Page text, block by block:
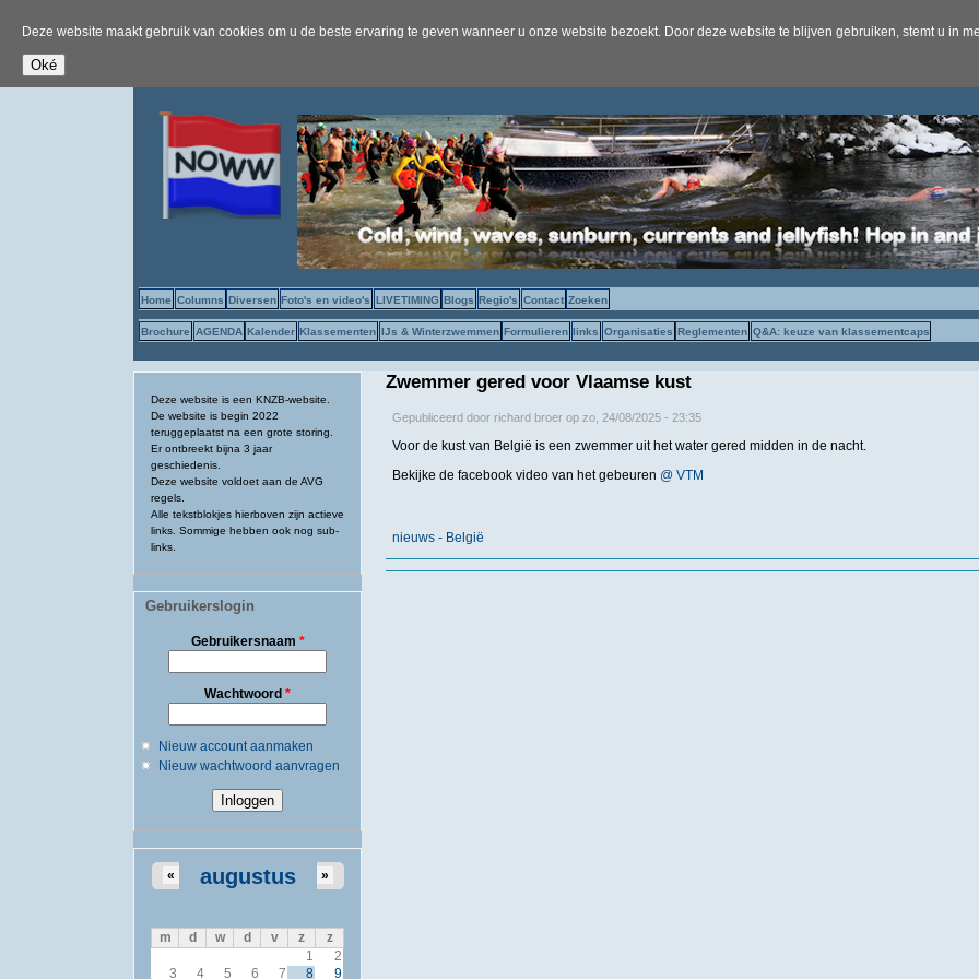
Deze website maakt gebruik van cookies om u de beste ervaring te geven wanneer u onze website bezoekt. Door deze website te blijven gebruiken, stemt u in
Home Columns Diversen Foto's en video's LIVETIMING Blogs Regio's Contact Zoeken
Brochure AGENDA Kalender Klassementen IJs & Winterzwemmen Formulieren links Organisaties Reglementen Q&A: keuze van klassementcaps
Deze website is een KNZB-website.
De website is begin 2022
teruggeplaatst na een grote storing.
Er ontbreekt bijna 3 jaar
geschiedenis.
Deze website voldoet aan de AVG
regels.
Alle tekstblokjes hierboven zijn actieve
links. Sommige hebben ook nog sub-
links.
Gebruikerslogin
Gebruikersnaam *
Wachtwoord *
Nieuw account aanmaken
Nieuw wachtwoord aanvragen
augustus
« »
m d w d v z
z
1
2
3
4 5 6 7 8
9
Zwemmer gered voor Vlaamse kust
Gepubliceerd door richard broerop zo, 24/08/2025 - 23:35
Voor de kust van België is een zwemmer uit het water gered midden in de nacht.
Bekijke de facebook video van het gebeuren @ VTM
nieuws - België